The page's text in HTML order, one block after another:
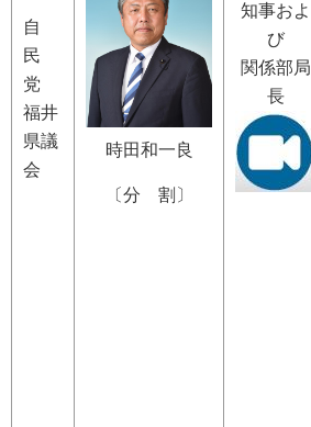
自
民
党
福井
県議
会
時田和一良
〔分 割〕
知事およ
び
関係部局
長